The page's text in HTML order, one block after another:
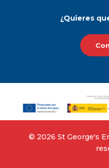
¿Quieres
©‎ 2026 St George's